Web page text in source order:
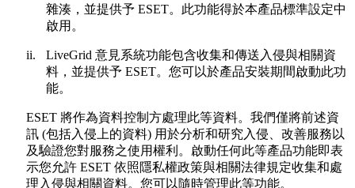
雜湊，並提供予 ESET。此功能得於本產品標準設定中
啟用。
ii.
LiveGrid 意見系統功能包含收集和傳送入侵與相關資
料，並提供予 ESET。您可以於產品安裝期間啟動此功
能。
ESET 將作為資料控制方處理此等資料。我們僅將前述資
訊 (包括入侵上的資料) 用於分析和研究入侵、改善服務以
及驗證您對服務之使用權利。啟動任何此等產品功能即表
示您允許 ESET 依照隱私權政策與相關法律規定收集和處
理入侵與相關資料。您可以隨時管理此等功能。